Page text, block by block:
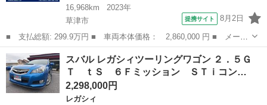
16,968km
2023年
草津市
提携サイト 8月2日
■ 支払総額: 299.9万円 ■ 車両本体価格： 2,860,000 円 ■ メーカ
ー名： スバル ■ 車種名： クロストレック ■ グレード名： リ
ミテッド ■ 排気量： 2000cc ■ ドア枚数： 5D ■ ミッシ...
滋賀 草津市
スバル レガシィツーリングワゴン ２．５Ｇ
Ｔ ｔＳ ６Ｆミッション ＳＴｉコン…
2,298,000円
レガシィ